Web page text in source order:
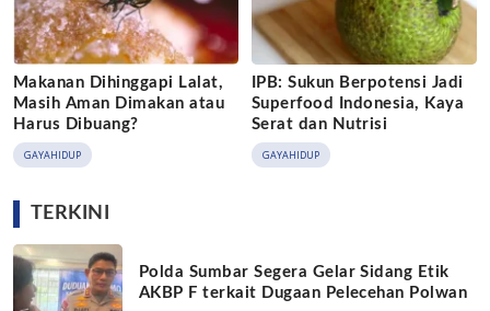
Makanan Dihinggapi Lalat,
Masih Aman Dimakan atau
Harus Dibuang?
GAYAHIDUP
IPB: Sukun Berpotensi Jadi
Superfood Indonesia, Kaya
Serat dan Nutrisi
GAYAHIDUP
TERKINI
Polda Sumbar Segera Gelar Sidang Etik
AKBP F terkait Dugaan Pelecehan Polwan